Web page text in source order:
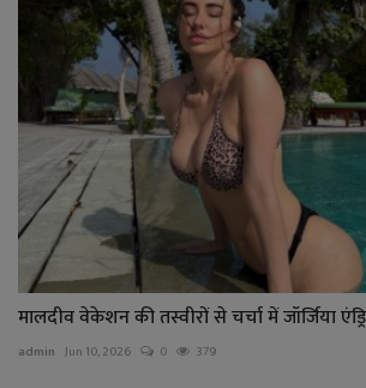
मालदीव वेकेशन की तस्वीरों से चर्चा में जॉर्जिया
admin Jun 10, 2026 0 379